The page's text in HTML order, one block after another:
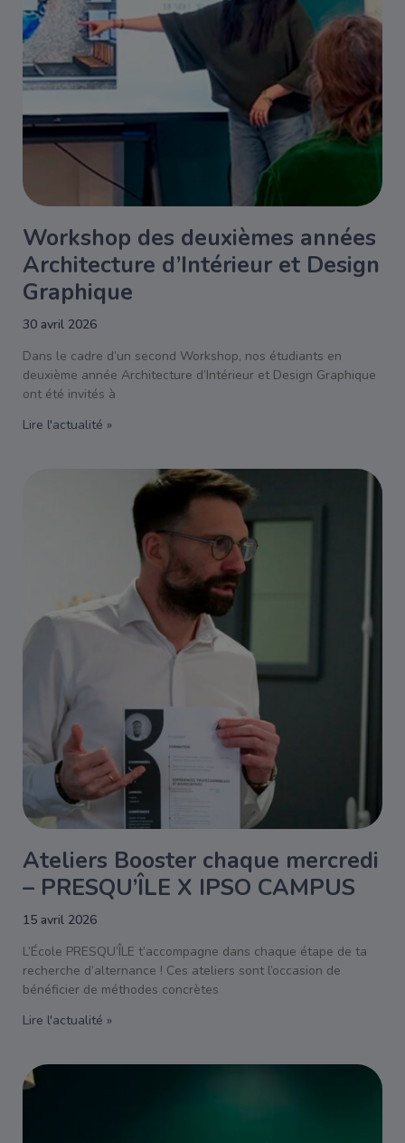
Workshop des deuxièmes années
Architecture d’Intérieur et Design
Graphique
30 avril 2026
Dans le cadre d’un second Workshop, nos étudiants en
deuxième année Architecture d’Intérieur et Design Graphique
ont été invités à
Lire l'actualité »
Ateliers Booster chaque mercredi
– PRESQU’ÎLE X IPSO CAMPUS
15 avril 2026
L’École PRESQU’ÎLE t’accompagne dans chaque étape de ta
recherche d’alternance ! Ces ateliers sont l’occasion de
bénéficier de méthodes concrètes
Lire l'actualité »